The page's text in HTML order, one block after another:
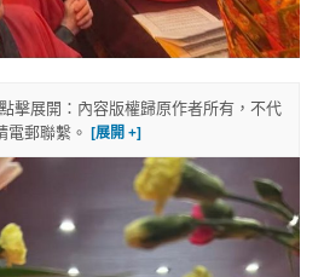
擊展開：內容版權歸原作者所有，不代
郵聯繫。